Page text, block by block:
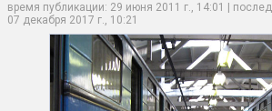
время публикации: 29 июня 2011 г., 14:01 |
07 декабря 2017 г., 10:21